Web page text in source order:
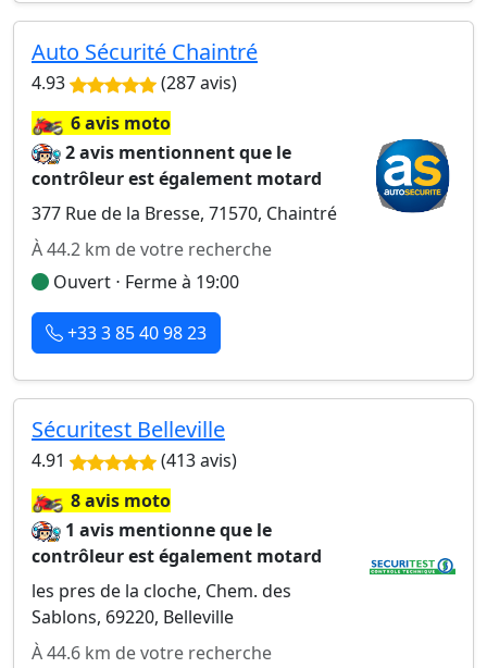
Auto Sécurité Chaintré
4.93 (287 avis)
🏍️6 avis moto
2 avis mentionnent que le
contrôleur est également motard
377 Rue de la Bresse, 71570, Chaintré
À 44.2 km de votre recherche
Ouvert ⋅ Ferme à 19:00
+33 3 85 40 98 23
Sécuritest Belleville
4.91 (413 avis)
🏍️8 avis moto
1 avis mentionne que le
contrôleur est également motard
les pres de la cloche, Chem. des
Sablons, 69220, Belleville
À 44.6 km de votre recherche